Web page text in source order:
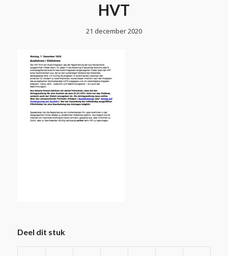
HVT
21 december 2020
Deel dit stuk